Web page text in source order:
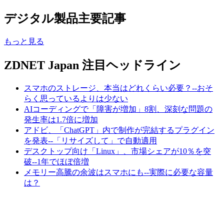
デジタル製品主要記事
もっと見る
ZDNET Japan 注目ヘッドライン
スマホのストレージ、本当はどれくらい必要？--おそ
らく思っているよりは少ない
AIコーディングで「障害が増加」8割、深刻な問題の
発生率は1.7倍に増加
アドビ、「ChatGPT」内で制作が完結するプラグイン
を発表--「リサイズして」で自動適用
デスクトップ向け「Linux」、市場シェアが10％を突
破--1年でほぼ倍増
メモリー高騰の余波はスマホにも--実際に必要な容量
は？